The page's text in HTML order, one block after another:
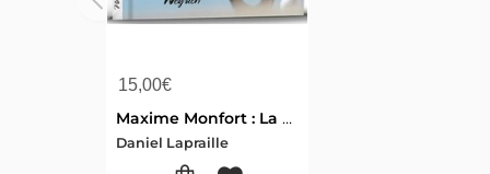
15,00€
Maxime Monfort : La Chance Que J'ai !
Daniel Lapraille